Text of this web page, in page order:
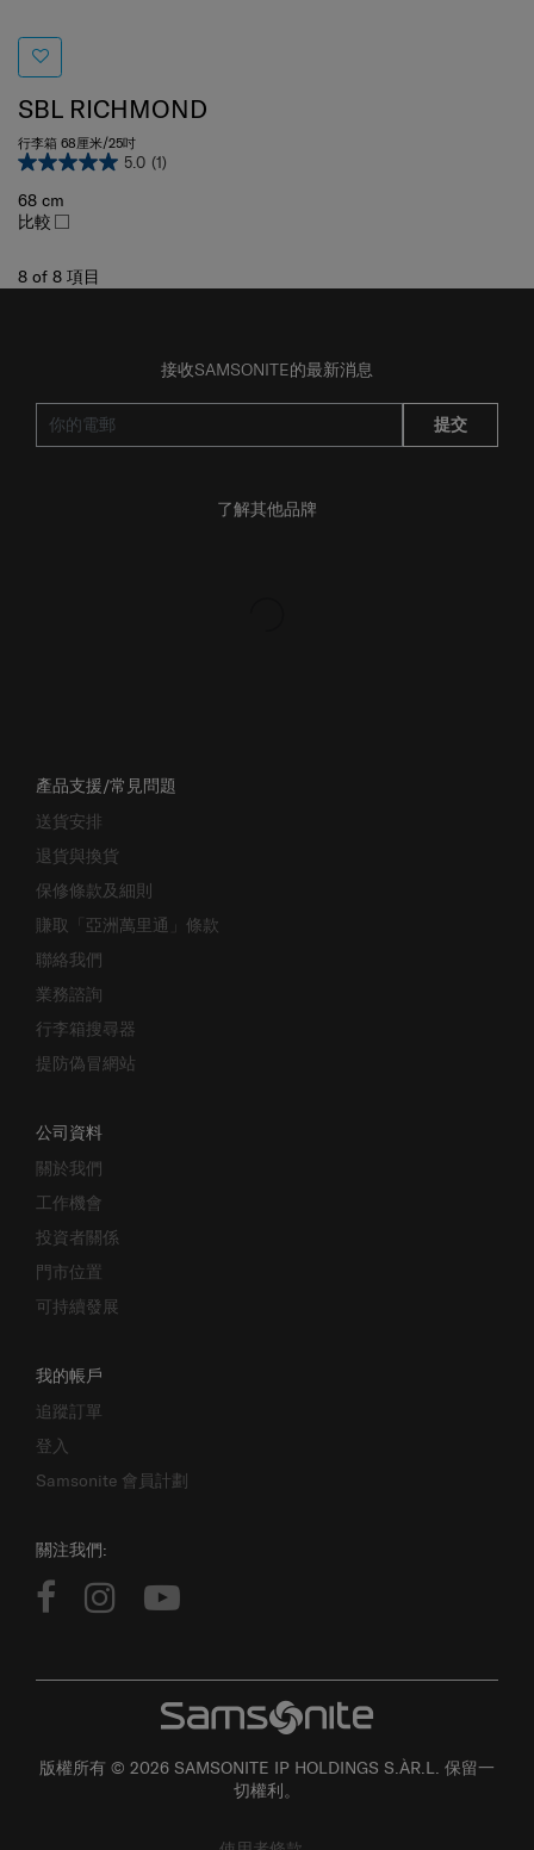
SBL RICHMOND
行李箱 68厘米/25吋
5.0
68 cm
比較
提交
送貨安排
退貨與換貨
保修條款及細則
賺取「亞洲萬里通」條款
聯絡我們
業務諮詢
行李箱搜尋器
提防偽冒網站
關於我們
工作機會
投資者關係
門市位置
可持續發展
追蹤訂單
登入
Samsonite 會員計劃
切權利。